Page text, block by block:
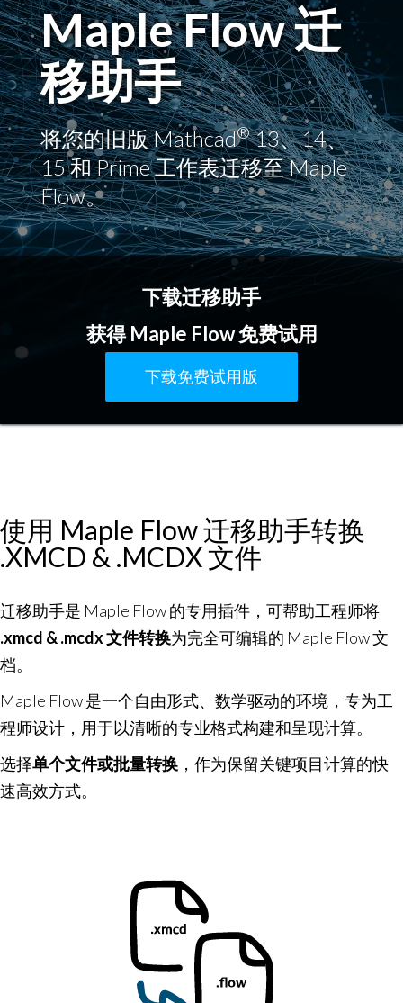
Maple Flow 迁
移助手
将您的旧版 Mathcad®13、14、
15 和 Prime 工作表迁移至 Maple
Flow。
下载迁移助手
获得 Maple Flow 免费试用
下载免费试用版
使用 Maple Flow 迁移助手转换
.XMCD & .MCDX 文件
迁移助手是 Maple Flow 的专用插件，可帮助工程师将
.xmcd & .mcdx 文件转换为完全可编辑的 Maple Flow 文
档。
Maple Flow 是一个自由形式、数学驱动的环境，专为工
程师设计，用于以清晰的专业格式构建和呈现计算。
选择单个文件或批量转换 ，作为保留关键项目计算的快
速高效方式。